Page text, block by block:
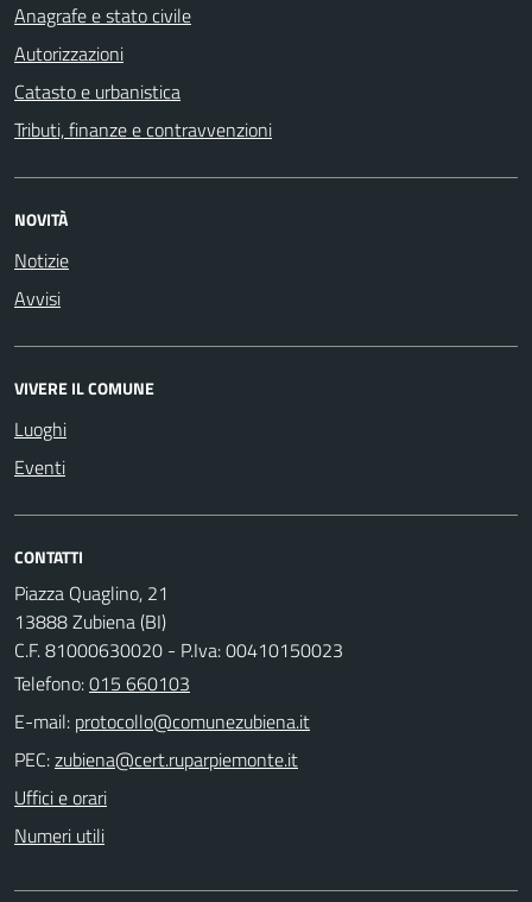
Anagrafe e stato civile
Autorizzazioni
Catasto e urbanistica
Tributi, finanze e contravvenzioni
NOVITÀ
Notizie
Avvisi
VIVERE IL COMUNE
Luoghi
Eventi
CONTATTI
Piazza Quaglino, 21
13888 Zubiena (BI)
C.F. 81000630020 - P.Iva: 00410150023
Telefono:015 660103
E-mail:
PEC:
Uffici e orari
Numeri utili